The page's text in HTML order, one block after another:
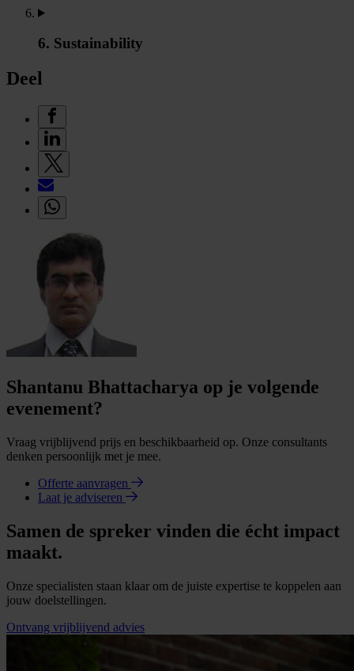
6. Sustainability
Deel
Shantanu Bhattacharya op je volgende
evenement?
Vraag vrijblijvend prijs en beschikbaarheid op. Onze consultants
denken persoonlijk met je mee.
Offerte aanvragen
Laat je adviseren
Samen de spreker vinden die écht impact
maakt.
Onze specialisten staan klaar om de juiste expertise te koppelen aan
jouw doelstellingen.
Ontvang vrijblijvend advies